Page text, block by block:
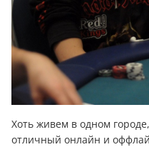
Хоть живем в одном
отличный онлайн и